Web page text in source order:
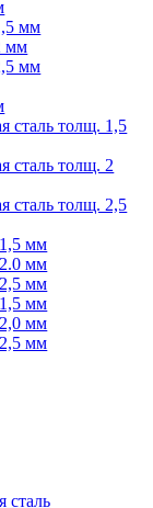
мм
мм
мм
сталь толщ. 1,5
сталь толщ. 2
сталь толщ. 2,5
мм
мм
мм
мм
мм
мм
сталь